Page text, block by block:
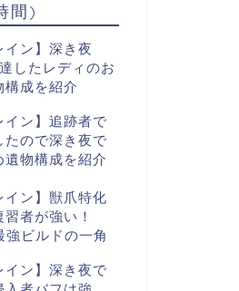
間)
イン】深き夜
したレディのお
構成を紹介
イン】追跡者で
たので深き夜で
遺物構成を紹介
イン】獣爪特化
者が強い！
強ビルドの一角
イン】深き夜で